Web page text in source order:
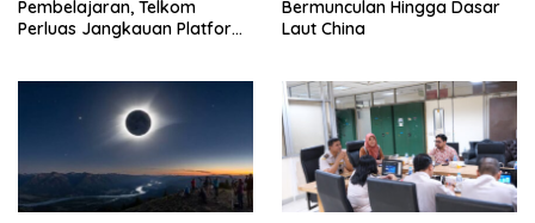
Pembelajaran, Telkom
Perluas Jangkauan Platform
Bermunculan Hingga Dasar
Laut China